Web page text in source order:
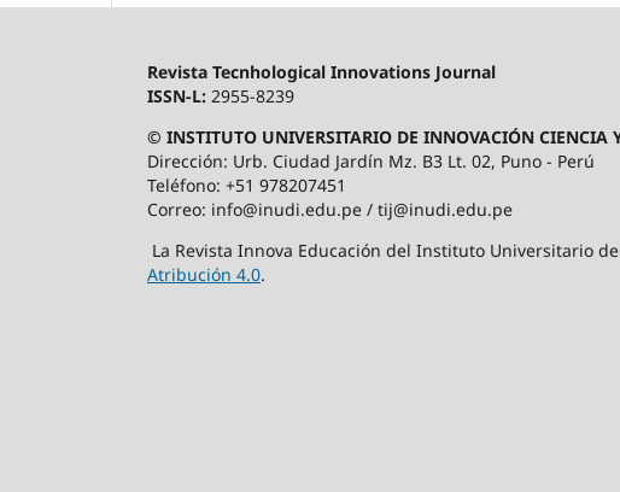
Revista Tecnhological Innovations Journal
ISSN-L: 2955-8239
© INSTITUTO UNIVERSITARIO DE INNOVACIÓN CIENCIA
Dirección: Urb. Ciudad Jardín Mz. B3 Lt. 02, Puno - Perú
Teléfono: +51 978207451
Correo: info@inudi.edu.pe / tij@inudi.edu.pe
La Revista Innova Educación del Instituto Universitario
Atribución 4.0.